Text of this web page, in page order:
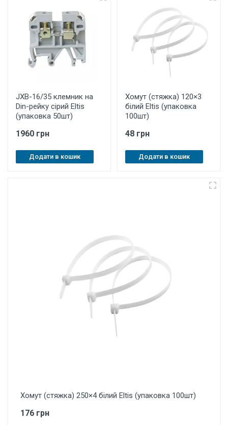
JXB-16/35 клемник на
Din-рейку сірий Eltis
(упаковка 50шт)
1960 грн
Додати в кошик
Хомут (стяжка) 120×3
білий Eltis (упаковка
100шт)
48 грн
Додати в кошик
Хомут (стяжка) 250×4 білий Eltis (упаковка 100шт)
176 грн